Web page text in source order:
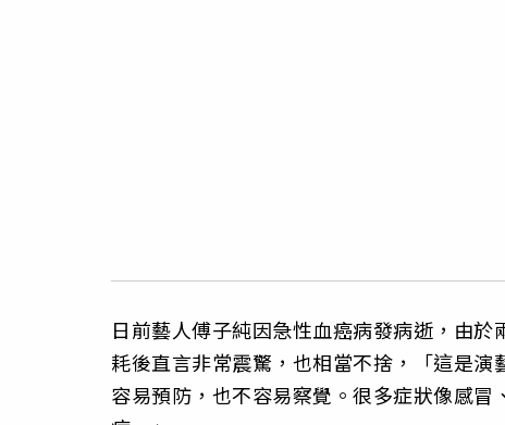
日前藝人傅子純因急性血癌病發病逝，由
耗後直言非常震驚，也相當不捨，「這是
容易預防，也不容易察覺。很多症狀像感